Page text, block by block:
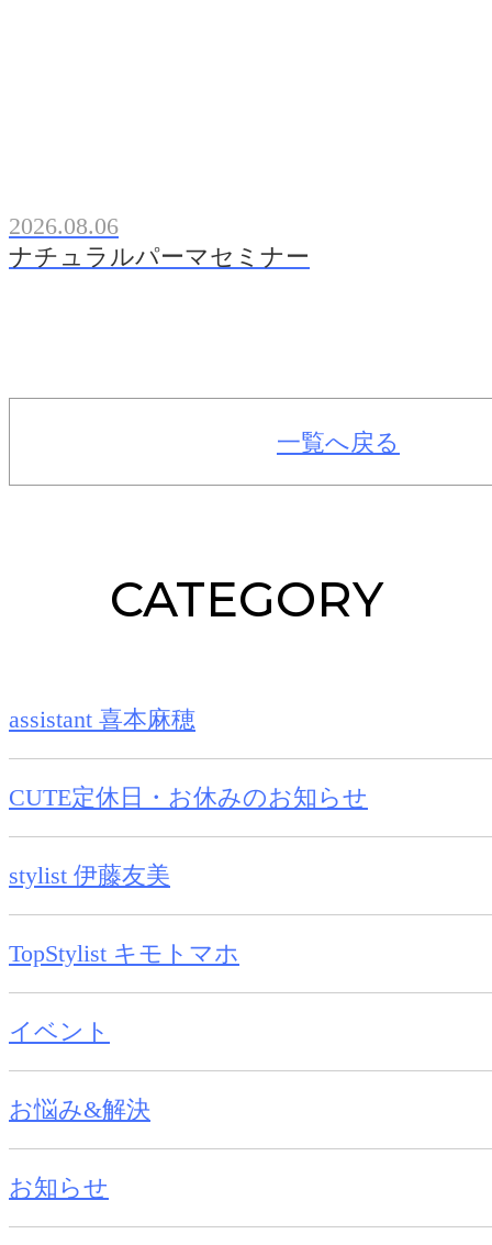
2026.08.06
ナチュラルパーマセミナー
一覧へ戻る
CATEGORY
assistant 喜本麻穂
CUTE定休日・お休みのお知らせ
stylist 伊藤友美
TopStylist キモトマホ
イベント
お悩み&解決
お知らせ